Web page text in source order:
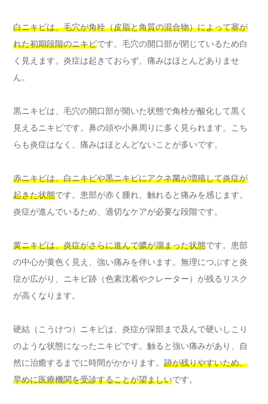
白ニキビは、毛穴が角栓（皮脂と角質の混合物）によって塞が
れた初期段階のニキビです。毛穴の開口部が閉じているため白
く見えます。炎症は起きておらず、痛みはほとんどありませ
ん。
黒ニキビは、毛穴の開口部が開いた状態で角栓が酸化して黒く
見えるニキビです。鼻の頭や小鼻周りに多く見られます。こち
らも炎症はなく、痛みはほとんどないことが多いです。
赤ニキビは、白ニキビや黒ニキビにアクネ菌が増殖して炎症が
起きた状態です。患部が赤く腫れ、触れると痛みを感じます。
炎症が進んでいるため、適切なケアが必要な段階です。
黄ニキビは、炎症がさらに進んで膿が溜まった状態です。患部
の中心が黄色く見え、強い痛みを伴います。無理につぶすと炎
症が広がり、ニキビ跡（色素沈着やクレーター）が残るリスク
が高くなります。
硬結（こうけつ）ニキビは、炎症が深部まで及んで硬いしこり
のような状態になったニキビです。触ると強い痛みがあり、自
然に治癒するまでに時間がかかります。 跡が残りやすいため、
早めに医療機関を受診することが望ましいです。